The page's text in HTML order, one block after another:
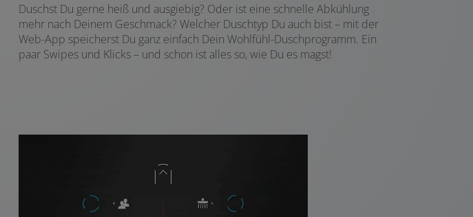
Duschst Du gerne heiß und ausgiebig? Oder ist eine schnelle Abkühlung
mehr nach Deinem Geschmack? Welcher Duschtyp Du auch bist – mit der
Web-App speicherst Du ganz einfach Dein Wohlfühl-Duschprogramm. Ein
paar Swipes und Klicks – und schon ist alles so, wie Du es magst!